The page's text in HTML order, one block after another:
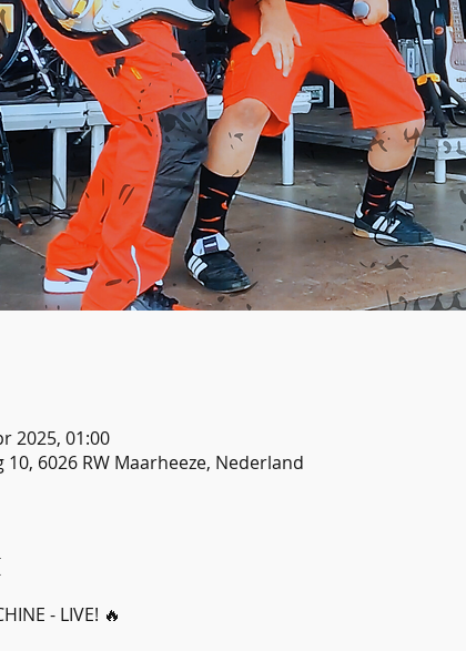
2025, 01:00
10, 6026 RW Maarheeze, Nederland
- LIVE! 🔥